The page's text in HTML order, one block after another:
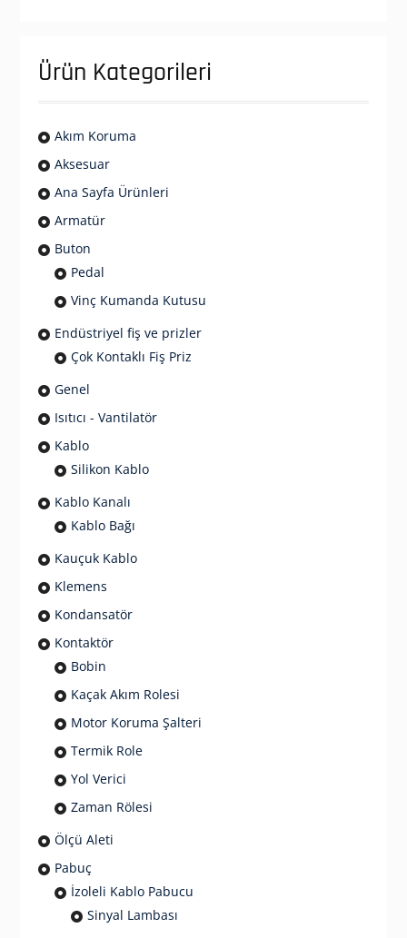
Ürün Kategorileri
Akım Koruma
Aksesuar
Ana Sayfa Ürünleri
Armatür
Buton
Pedal
Vinç Kumanda Kutusu
Endüstriyel fiş ve prizler
Çok Kontaklı Fiş Priz
Genel
Isıtıcı - Vantilatör
Kablo
Silikon Kablo
Kablo Kanalı
Kablo Bağı
Kauçuk Kablo
Klemens
Kondansatör
Kontaktör
Bobin
Kaçak Akım Rolesi
Motor Koruma Şalteri
Termik Role
Yol Verici
Zaman Rölesi
Ölçü Aleti
Pabuç
İzoleli Kablo Pabucu
Sinyal Lambası